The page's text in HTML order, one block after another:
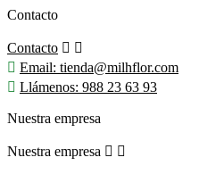
Contacto
Contacto  
 Email: tienda@milhflor.com
 Llámenos: 988 23 63 93
Nuestra empresa
Nuestra empresa  